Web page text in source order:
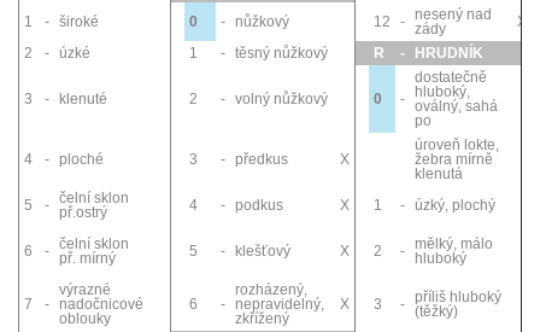
1 - široké 0 - nůžkový 12 -
nesený nad
zády
X
2
- úzké 1 - těsný nůžkový R - HRUDNÍK
3 - klenuté 2 - volný nůžkový 0 -
dostatečně
hluboký,
oválný, sahá
po
4 - ploché 3 - předkus X
úroveň lokte,
žebra mírně
klenutá
5
- čelní sklon
př.ostrý
4 - podkus X 1 - úzký, plochý
6 - čelní sklon
př. mírný
5 - klešťový X 2 -
mělký, málo
hluboký
7 -
výrazné
nadočnicové
oblouky
6 -
rozházený,
nepravidelný,
zkřížený
X 3 - příliš hluboký
(těžký)